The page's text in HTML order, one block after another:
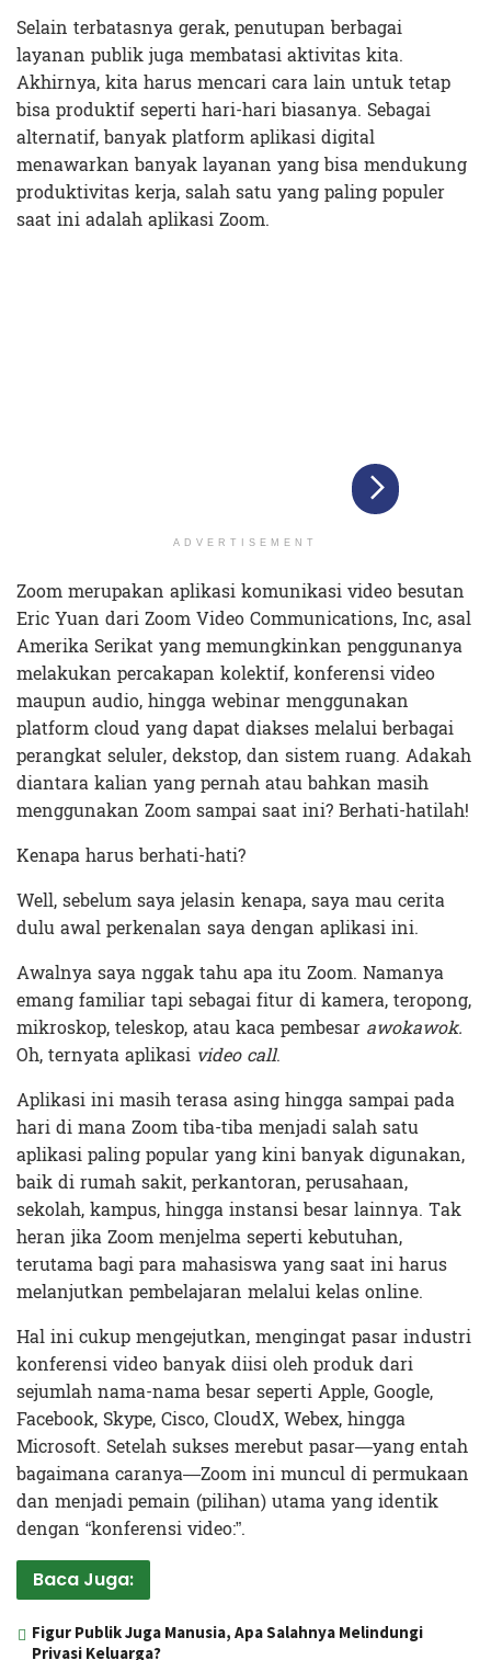
Selain terbatasnya gerak, penutupan berbagai
layanan publik juga membatasi aktivitas kita.
Akhirnya, kita harus mencari cara lain untuk tetap
bisa produktif seperti hari-hari biasanya. Sebagai
alternatif, banyak platform aplikasi digital
menawarkan banyak layanan yang bisa mendukung
produktivitas kerja, salah satu yang paling populer
saat ini adalah aplikasi Zoom.
ADVERTISEMENT
Zoom merupakan aplikasi komunikasi video besutan
Eric Yuan dari Zoom Video Communications, Inc, asal
Amerika Serikat yang memungkinkan penggunanya
melakukan percakapan kolektif, konferensi video
maupun audio, hingga webinar menggunakan
platform cloud yang dapat diakses melalui berbagai
perangkat seluler, dekstop, dan sistem ruang. Adakah
diantara kalian yang pernah atau bahkan masih
menggunakan Zoom sampai saat ini? Berhati-hatilah!
Kenapa harus berhati-hati?
Well, sebelum saya jelasin kenapa, saya mau cerita
dulu awal perkenalan saya dengan aplikasi ini.
Awalnya saya nggak tahu apa itu Zoom. Namanya
emang familiar tapi sebagai fitur di kamera, teropong,
mikroskop, teleskop, atau kaca pembesar awokawok.
Oh, ternyata aplikasi video call.
Aplikasi ini masih terasa asing hingga sampai pada
hari di mana Zoom tiba-tiba menjadi salah satu
aplikasi paling popular yang kini banyak digunakan,
baik di rumah sakit, perkantoran, perusahaan,
sekolah, kampus, hingga instansi besar lainnya. Tak
heran jika Zoom menjelma seperti kebutuhan,
terutama bagi para mahasiswa yang saat ini harus
melanjutkan pembelajaran melalui kelas online.
Hal ini cukup mengejutkan, mengingat pasar industri
konferensi video banyak diisi oleh produk dari
sejumlah nama-nama besar seperti Apple, Google,
Facebook, Skype, Cisco, CloudX, Webex, hingga
Microsoft. Setelah sukses merebut pasar—yang entah
bagaimana caranya—Zoom ini muncul di permukaan
dan menjadi pemain (pilihan) utama yang identik
dengan “konferensi video:”.
Baca Juga:
Figur Publik Juga Manusia, Apa Salahnya Melindungi
Privasi Keluarga?